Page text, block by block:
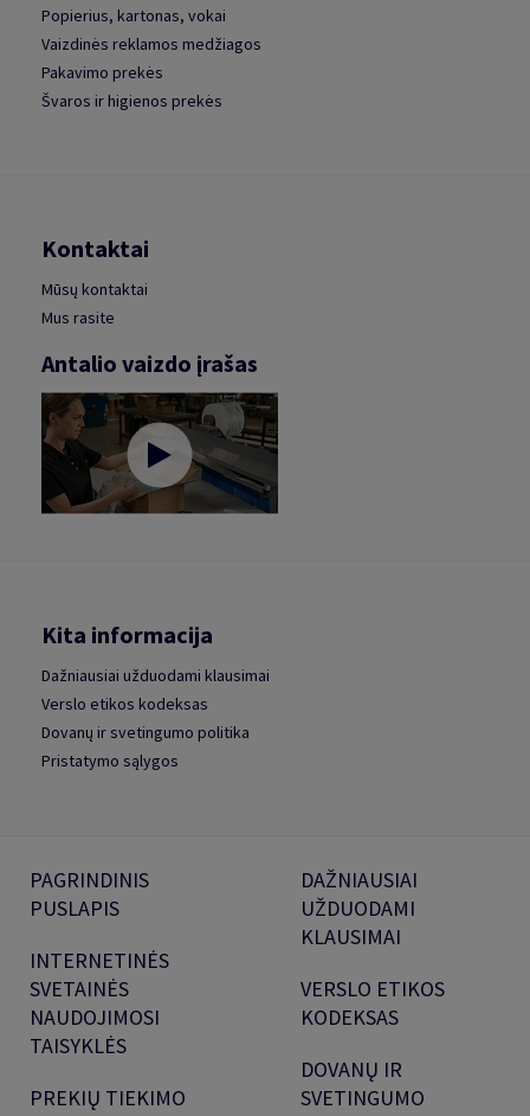
Popierius, kartonas, vokai
Vaizdinės reklamos medžiagos
Pakavimo prekės
Švaros ir higienos prekės
Kontaktai
Mūsų kontaktai
Mus rasite
Antalio vaizdo įrašas
Kita informacija
Dažniausiai užduodami klausimai
Verslo etikos kodeksas
Dovanų ir svetingumo politika
Pristatymo sąlygos
PAGRINDINIS
PUSLAPIS
INTERNETINĖS
SVETAINĖS
NAUDOJIMOSI
TAISYKLĖS
PREKIŲ TIEKIMO
DAŽNIAUSIAI
UŽDUODAMI
KLAUSIMAI
VERSLO ETIKOS
KODEKSAS
DOVANŲ IR
SVETINGUMO